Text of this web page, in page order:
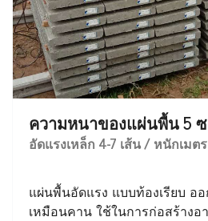
ความหนาของแผ่นพื้น 5
อัดแรงเหล็ก 4-7 เส้น / หนักเมต
แผ่นพื้นอัดแรง แบบท้องเรียบ อ
เหมือนคาน ใช้ในการก่อสร้างอ